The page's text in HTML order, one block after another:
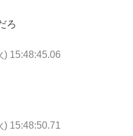
ろ
) 15:48:45.06
) 15:48:50.71